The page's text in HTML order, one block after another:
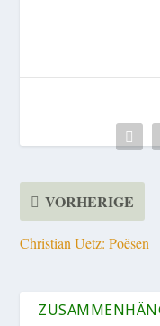
VORHERIGE
Christian Uetz: Poësen